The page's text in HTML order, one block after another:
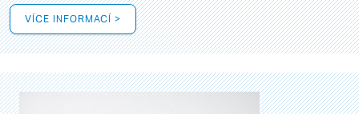
VÍCE INFORMACÍ >